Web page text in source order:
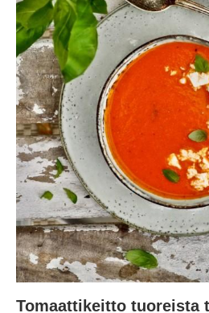
Tomaattikeitto tuoreista